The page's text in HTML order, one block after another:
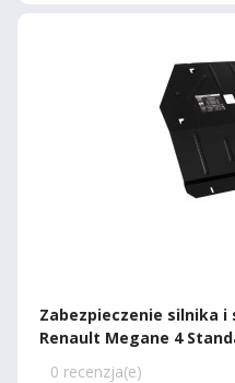
Zabezpieczenie silnika
Renault Megane 4
0 recenzja(e)